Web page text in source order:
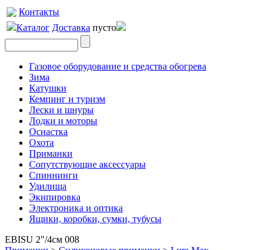
Контакты
Каталог Доставка пусто
Газовое оборудование и средства обогрева
Зима
Катушки
Кемпинг и туризм
Лески и шнуры
Лодки и моторы
Оснастка
Охота
Приманки
Сопутствующие аксессуары
Спиннинги
Удилища
Экипировка
Электроника и оптика
Ящики, коробки, сумки, тубусы
EBISU 2"/4см 008